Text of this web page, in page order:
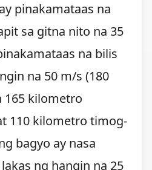
pinakamataas na
sa gitna nito na 35
na bilis
na 50 m/s (180
165 kilometro
110 kilometro timog-
bagyo ay nasa
ng hangin na 25